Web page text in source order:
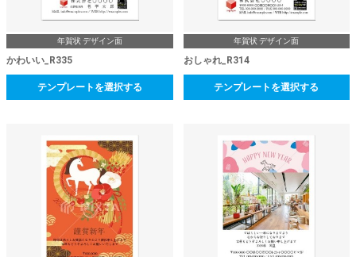
年賀状 デザイン面
かわいい_R335
テンプレートを選択する
年賀状 デザイン面
おしゃれ_R314
テンプレートを選択する